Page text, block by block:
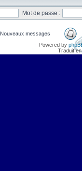
Mot de passe :
Nouveaux messages
Powered by
Traduit